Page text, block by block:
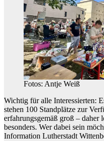
Fotos: Antje Weiß
Wichtig für alle Interessierten:
stehen 100 Standplätze zur
erfahrungsgemäß groß – daher
besonders. Wer dabei sein
Information Lutherstadt